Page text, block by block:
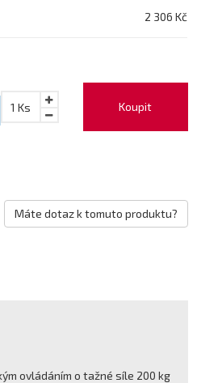
2 306 Kč
Koupit
1 Ks
Máte dotaz k tomuto produktu?
ovládáním o tažné síle 200 kg